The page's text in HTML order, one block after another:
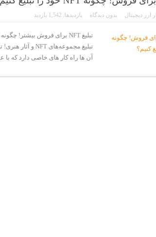
ارز دیجیتال بدون دیدگاه بازدیدها: 1,542 بازدید
آن ها راه کار های خاصی دارد که